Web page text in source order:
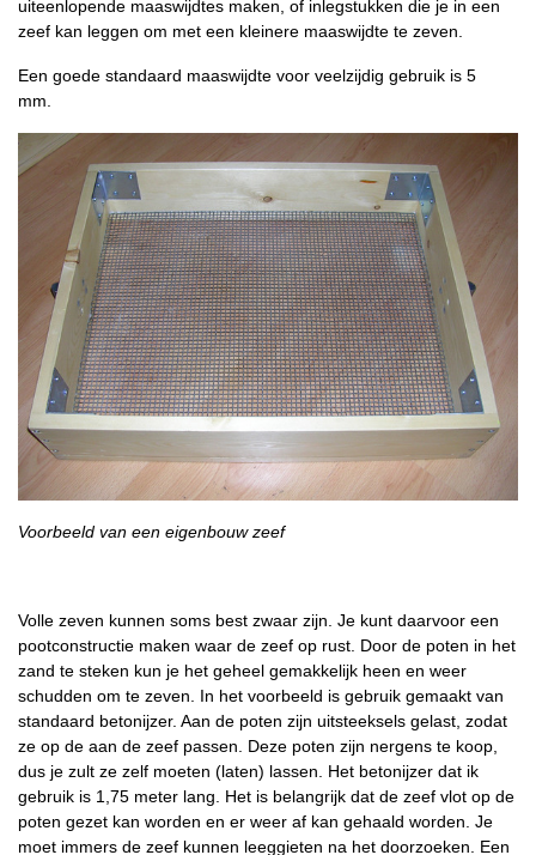
uiteenlopende maaswijdtes maken, of inlegstukken die je in een
zeef kan leggen om met een kleinere maaswijdte te zeven.
Een goede standaard maaswijdte voor veelzijdig gebruik is 5
mm.
Voorbeeld van een eigenbouw zeef
Volle zeven kunnen soms best zwaar zijn. Je kunt daarvoor een
pootconstructie maken waar de zeef op rust. Door de poten in het
zand te steken kun je het geheel gemakkelijk heen en weer
schudden om te zeven. In het voorbeeld is gebruik gemaakt van
standaard betonijzer. Aan de poten zijn uitsteeksels gelast, zodat
ze op de aan de zeef passen. Deze poten zijn nergens te koop,
dus je zult ze zelf moeten (laten) lassen. Het betonijzer dat ik
gebruik is 1,75 meter lang. Het is belangrijk dat de zeef vlot op de
poten gezet kan worden en er weer af kan gehaald worden. Je
moet immers de zeef kunnen leeggieten na het doorzoeken. Een